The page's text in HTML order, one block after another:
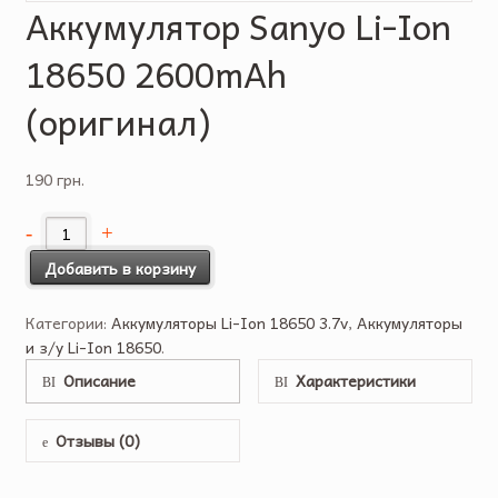
Аккумулятор Sanyo Li-Ion
18650 2600mAh
(оригинал)
190 грн.
Добавить в корзину
Категории: Аккумуляторы Li-Ion 18650 3.7v, Аккумуляторы
и з/у Li-Ion 18650.
Описание
Характеристики
Отзывы (0)